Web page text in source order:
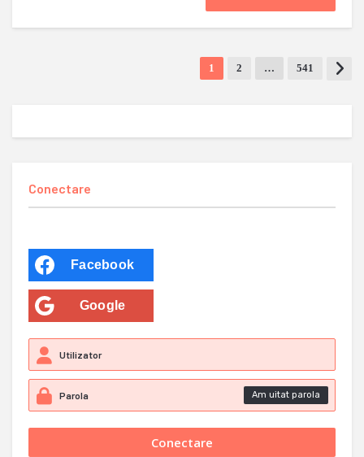
1 2 … 541
Conectare
Facebook
Google
Am uitat parola